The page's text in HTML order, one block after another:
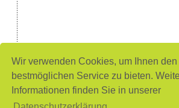
Wir verwenden Cookies, um Ihnen den
bestmöglichen Service zu bieten.
Informationen finden Sie in unserer